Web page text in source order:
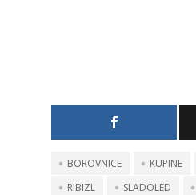
BOROVNICE KUPINE
RIBIZL
SLADOLED